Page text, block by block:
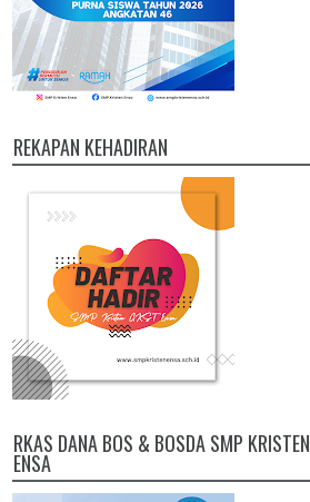
REKAPAN KEHADIRAN
RKAS DANA BOS & BOSDA SMP KRISTEN
ENSA